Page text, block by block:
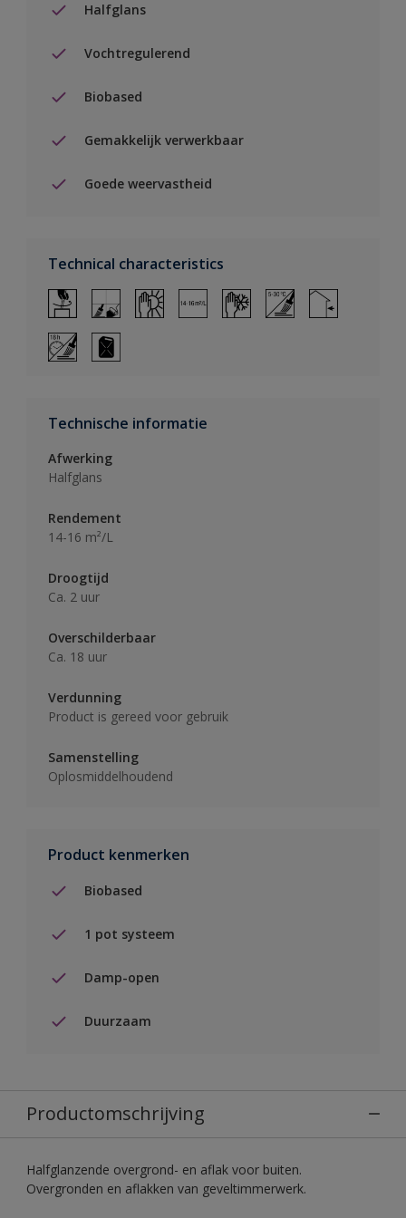
Halfglans
Vochtregulerend
Biobased
Gemakkelijk verwerkbaar
Goede weervastheid
Technical characteristics
Technische informatie
Afwerking
Halfglans
Rendement
14-16 m²/L
Droogtijd
Ca. 2 uur
Overschilderbaar
Ca. 18 uur
Verdunning
Product is gereed voor gebruik
Samenstelling
Oplosmiddelhoudend
Product kenmerken
Biobased
1 pot systeem
Damp-open
Duurzaam
Productomschrijving
Halfglanzende overgrond- en aflak voor buiten.
Overgronden en aflakken van geveltimmerwerk.